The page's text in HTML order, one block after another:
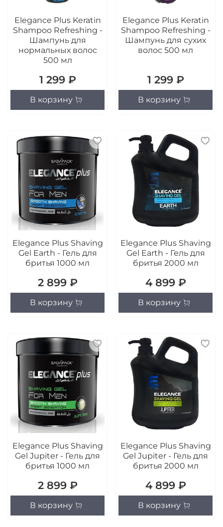
Elegance Plus Keratin
Shampoo Refreshing -
Шампунь для
нормальных волос
500 мл
1 299 ₽
В корзину
Elegance Plus Keratin
Shampoo Refreshing -
Шампунь для сухих
волос 500 мл
1 299 ₽
В корзину
Elegance Plus Shaving
Gel Earth - Гель для
бритья 1000 мл
2 899 ₽
В корзину
Elegance Plus Shaving
Gel Earth - Гель для
бритья 2000 мл
4 899 ₽
В корзину
Elegance Plus Shaving
Gel Jupiter - Гель для
бритья 1000 мл
2 899 ₽
В корзину
Elegance Plus Shaving
Gel Jupiter - Гель для
бритья 2000 мл
4 899 ₽
В корзину